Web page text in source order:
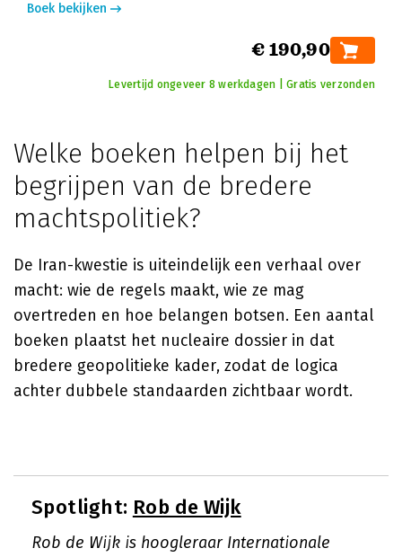
Boek bekijken
€ 190,90
Levertijd ongeveer 8 werkdagen | Gratis verzonden
Welke boeken helpen bij het
begrijpen van de bredere
machtspolitiek?
De Iran-kwestie is uiteindelijk een verhaal over
macht: wie de regels maakt, wie ze mag
overtreden en hoe belangen botsen. Een aantal
boeken plaatst het nucleaire dossier in dat
bredere geopolitieke kader, zodat de logica
achter dubbele standaarden zichtbaar wordt.
Spotlight: Rob de Wijk
Rob de Wijk is hoogleraar Internationale